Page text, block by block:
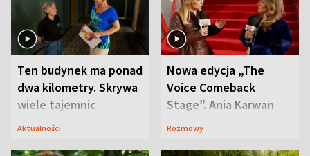
Ten budynek ma ponad
dwa kilometry. Skrywa
wiele tajemnic
Aktualności
Nowa edycja „The
Voice Comeback
Stage”. Ania Karwan
zapowiada
Rozmowy